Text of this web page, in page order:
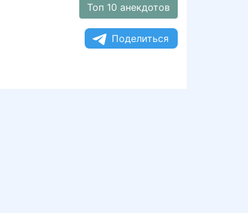
Топ 10 анекдотов
Поделиться